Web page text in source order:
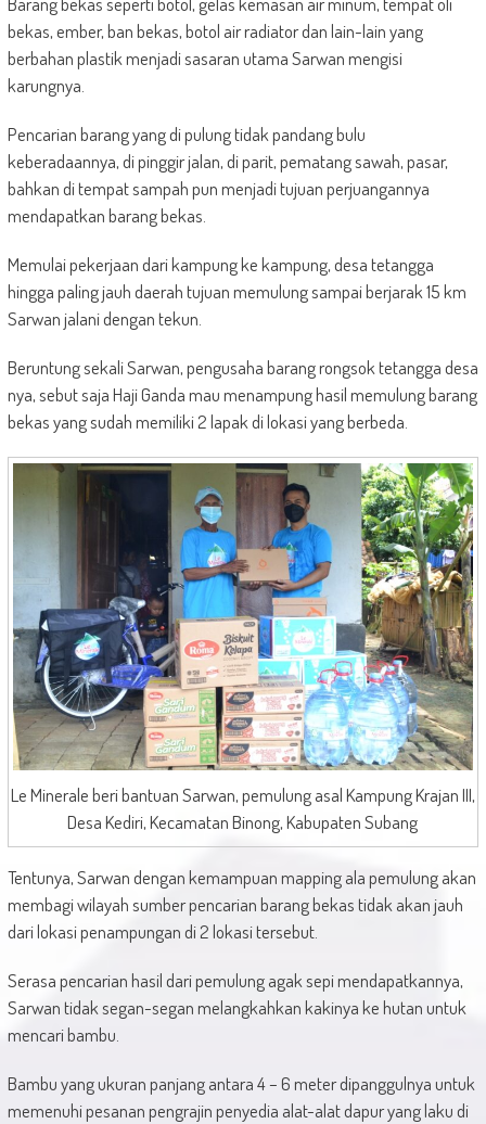
bekas, ember, ban bekas, botol air radiator dan lain-lain yang
berbahan plastik menjadi sasaran utama Sarwan mengisi
karungnya.
Pencarian barang yang di pulung tidak pandang bulu
keberadaannya, di pinggir jalan, di parit, pematang sawah, pasar,
bahkan di tempat sampah pun menjadi tujuan perjuangannya
mendapatkan barang bekas.
Memulai pekerjaan dari kampung ke kampung, desa tetangga
hingga paling jauh daerah tujuan memulung sampai berjarak 15 km
Sarwan jalani dengan tekun.
Beruntung sekali Sarwan, pengusaha barang rongsok tetangga desa
nya, sebut saja Haji Ganda mau menampung hasil memulung barang
bekas yang sudah memiliki 2 lapak di lokasi yang berbeda.
Le Minerale beri bantuan Sarwan, pemulung asal Kampung Krajan III,
Desa Kediri, Kecamatan Binong, Kabupaten Subang
Tentunya, Sarwan dengan kemampuan mapping ala pemulung akan
membagi wilayah sumber pencarian barang bekas tidak akan jauh
dari lokasi penampungan di 2 lokasi tersebut.
Serasa pencarian hasil dari pemulung agak sepi mendapatkannya,
Sarwan tidak segan-segan melangkahkan kakinya ke hutan untuk
mencari bambu.
Bambu yang ukuran panjang antara 4 – 6 meter dipanggulnya untuk
memenuhi pesanan pengrajin penyedia alat-alat dapur yang laku di